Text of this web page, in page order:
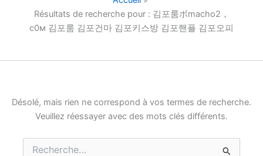
Résultats de recherche pour : 김포룸ボmacho2，
c0м 김포룸 김포건마 김포키스방 김포핸플 김포오피
Désolé, mais rien ne correspond à vos termes de recherche.
Veuillez réessayer avec des mots clés différents.
Rechercher :